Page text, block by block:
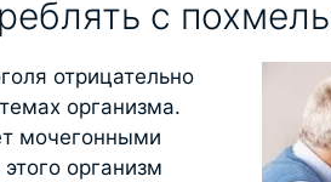
с
отрицательно
организма.
мочегонными
организм